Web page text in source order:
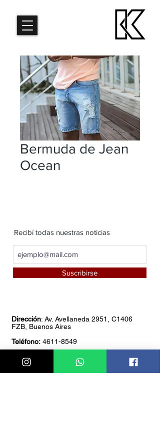
Bermuda de Jean
Ocean
Recibí todas nuestras noticias
Suscribirse
Dirección: Av. Avellaneda 2951, C1406
FZB, Buenos Aires
Teléfono: 4611-8549
Whatsapp:
1151085766
Horario de atención:De 8 am a 18 pm